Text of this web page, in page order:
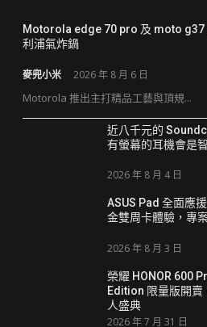
Motorola edge 70 pro 及 moto g37
利浦氣炸鍋
麥兜小米 2026 年 8 月 6 日
Motorola 推出主打精品工藝與頂規...
近八千元的
有螢幕的耳機會是
2026 年 8 月 4 日
ASUS Pad 全面應
金雙周卡體驗，專
2026 年 8 月 3 日
榮耀 HONOR 600
Edition 限量版開賣
人盛典
2026 年 7 月 31 日